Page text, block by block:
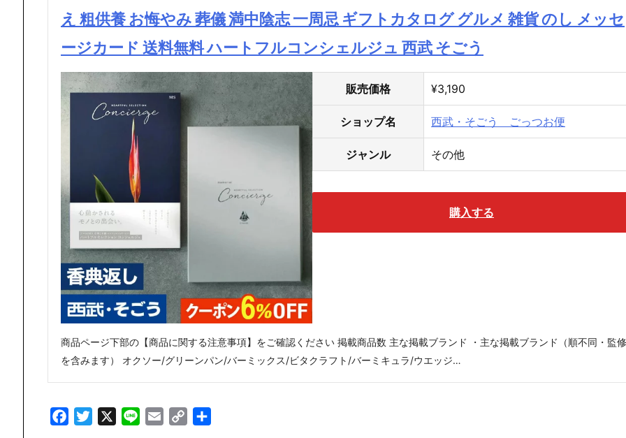
え 粗供養 お悔やみ 葬儀 満中陰志 一周忌 ギフトカタログ グルメ 雑貨 のし メッセ
ージカード 送料無料 ハートフルコンシェルジュ 西武 そごう
販売価格 ¥3,190
ショップ名 西武・そごう ごっつお便
ジャンル その他
購入する
商品ページ下部の【商品に関する注意事項】をご確認ください 掲載商品数 主な掲載ブランド ・主な掲載ブランド（順不同・監修
を含みます） オクソー/グリーンパン/バーミックス/ビタクラフト/バーミキュラ/ウエッジ…
FacebookTwitter Line Email
Copy